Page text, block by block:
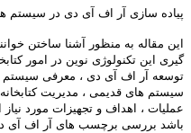
پیاده سازی آر اف آی دی در سیستم
این مقاله به منظور آشنا ساختن
گیری این تکنولوژی نوین در امور
توسعه آر اف آی دی ، معرفی
سیستم های قدیمی ، مدیریت
عملیات ، اهداف و تجهیزات مورد
باشد بررسی برچسب های آر اف آی